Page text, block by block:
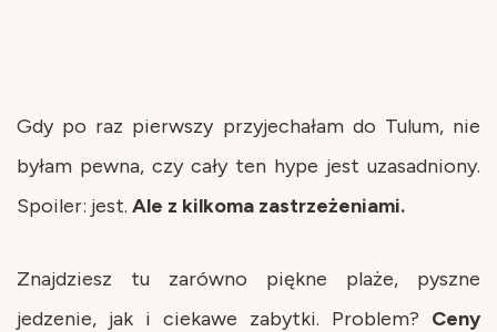
Gdy po raz pierwszy przyjechałam do Tulum, nie
byłam pewna, czy cały ten hype jest uzasadniony.
Spoiler: jest. Ale z kilkoma zastrzeżeniami.
Znajdziesz tu zarówno piękne plaże, pyszne
jedzenie, jak i ciekawe zabytki. Problem? Ceny